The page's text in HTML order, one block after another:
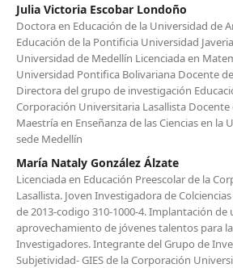
Julia Victoria Escobar Londoño
Doctora en Educación de la Universidad de
Educación de la Pontificia Universidad
Universidad de Medellín Licenciada en
Universidad Pontifica Bolivariana Docente
Directora del grupo de investigación
Corporación Universitaria Lasallista Docente
Maestría en Enseñanza de las Ciencias en la
sede Medellín
María Nataly González Álzate
Licenciada en Educación Preescolar de la
Lasallista. Joven Investigadora de
de 2013-codigo 310-1000-4. Implantación de
aprovechamiento de jóvenes talentos para
Investigadores. Integrante del Grupo de
Subjetividad- GIES de la Corporación